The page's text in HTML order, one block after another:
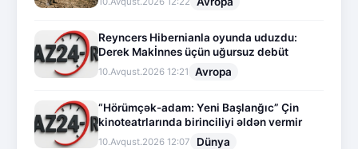
Reyncers Hibernianla oyunda uduzdu:
Derek Makİnnes üçün uğursuz debüt
10.Avqust.2026 12:21 Avropa
“Hörümçək-adam: Yeni Başlanğıc” Çin
kinoteatrlarında birinciliyi əldən vermir
10.Avqust.2026 12:07 Dünya